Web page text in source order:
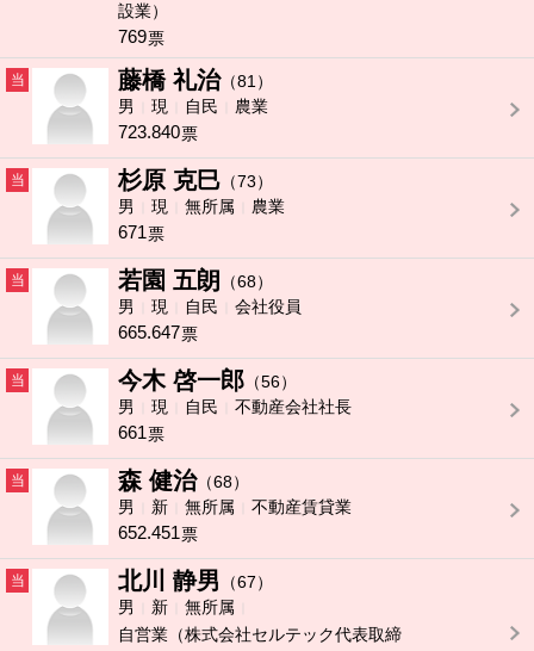
設業）
769票
当 藤橋 礼治（81）
男
現 自民 農業
723.840票
当 杉原 克巳 （73）
男
現 無所属 農業
671票
当 若園 五朗
（68）
男
現 自民 会社役員
665.647票
当 今木 啓一郎 （56）
男
現 自民 不動産会社社長
661票
当 森 健治（68）
男
新 無所属 不動産賃貸業
652.451票
当 北川 静男
（67）
男
新
無所属
自営業（株式会社セルテック代表取締